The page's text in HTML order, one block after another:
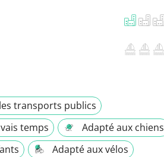
transports publics
temps
Adapté aux chiens
Adapté aux vélos